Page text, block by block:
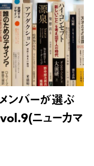
ンバーが選ぶ
ニューカマ